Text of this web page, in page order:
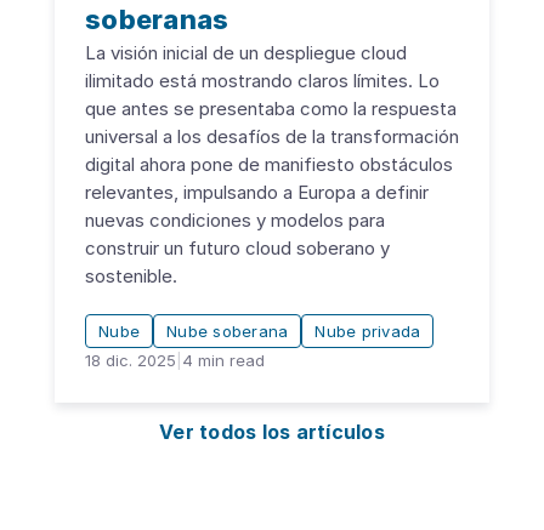
soberanas
La visión inicial de un despliegue cloud
ilimitado está mostrando claros límites. Lo
que antes se presentaba como la respuesta
universal a los desafíos de la transformación
digital ahora pone de manifiesto obstáculos
relevantes, impulsando a Europa a definir
nuevas condiciones y modelos para
construir un futuro cloud soberano y
sostenible.
Nube Nube soberana
Nube privada
18 dic. 2025 4 min read
Ver todos los artículos